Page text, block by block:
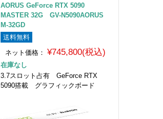
AORUS GeForce RTX 5090
MASTER 32G GV-N5090AORUS
M-32GD
送料無料
ネット価格：
¥745,800(税込)
在庫なし
3.7スロット占有 GeForce RTX
5090搭載 グラフィックボード